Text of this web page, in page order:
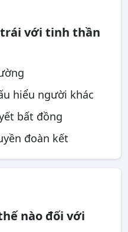
trái với tinh thần
hiểu người khác
bất đồng
đoàn kết
nào đối với